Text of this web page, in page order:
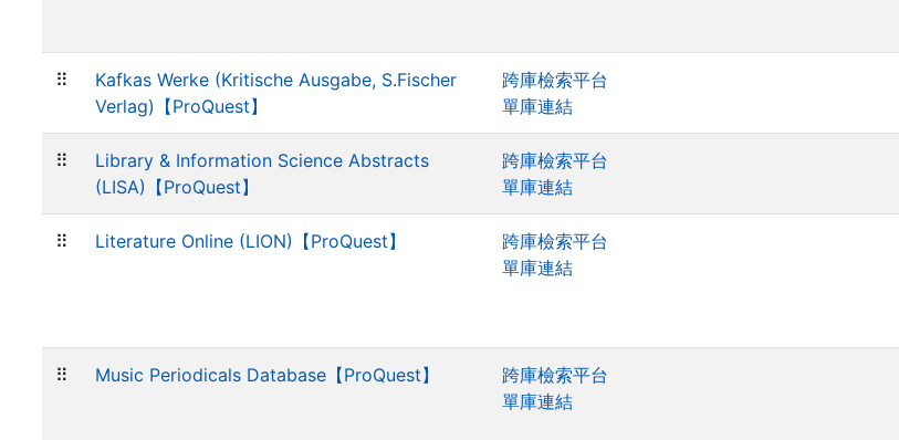
⠿
Kafkas Werke (Kritische Ausgabe, S.Fischer
Verlag)【ProQuest】
跨庫檢索平台
單庫連結
⠿
Library & Information Science Abstracts
(LISA)【ProQuest】
跨庫檢索平台
單庫連結
⠿ Literature Online (LION)【ProQuest】
跨庫檢索平台
單庫連結
⠿ Music Periodicals Database【ProQuest】
跨庫檢索平台
單庫連結